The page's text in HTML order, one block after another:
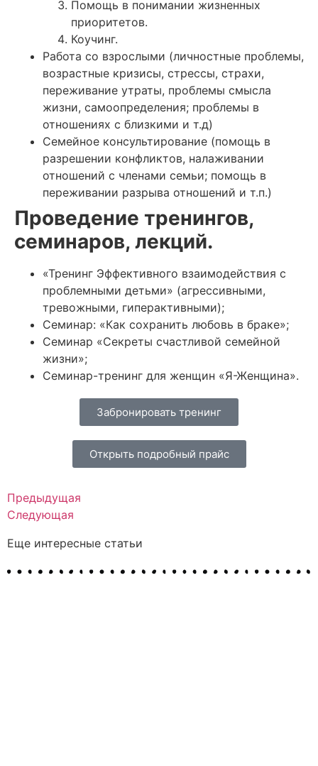
Помощь в понимании жизненных
приоритетов.
Коучинг.
Работа со взрослыми (личностные проблемы,
возрастные кризисы, стрессы, страхи,
переживание утраты, проблемы смысла
жизни, самоопределения; проблемы в
отношениях с близкими и т.д)
Семейное консультирование (помощь в
разрешении конфликтов, налаживании
отношений с членами семьи; помощь в
переживании разрыва отношений и т.п.)
Проведение тренингов,
семинаров, лекций.
«Тренинг Эффективного взаимодействия с
проблемными детьми» (агрессивными,
тревожными, гиперактивными);
Семинар: «Как сохранить любовь в браке»;
Семинар «Секреты счастливой семейной
жизни»;
Семинар-тренинг для женщин «Я-Женщина».
Забронировать тренинг
Открыть подробный прайс
Предыдущая
Следующая
Еще интересные статьи